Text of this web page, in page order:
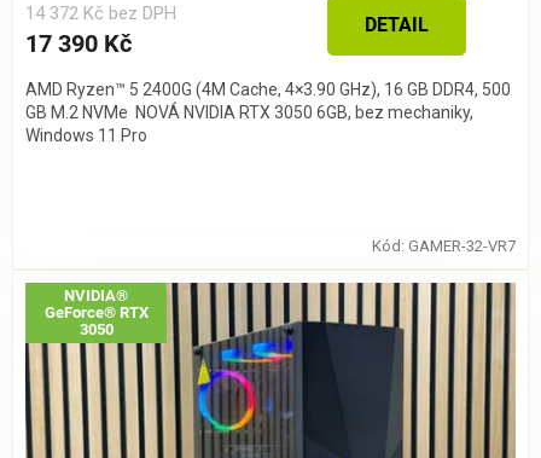
14 372 Kč bez DPH
17 390 Kč
DETAIL
AMD Ryzen™ 5 2400G (4M Cache, 4×3.90 GHz), 16 GB DDR4, 500
GB M.2 NVMe NOVÁ NVIDIA RTX 3050 6GB, bez mechaniky,
Windows 11 Pro
Kód: GAMER-32-VR7
NVIDIA®
GeForce® RTX
3050